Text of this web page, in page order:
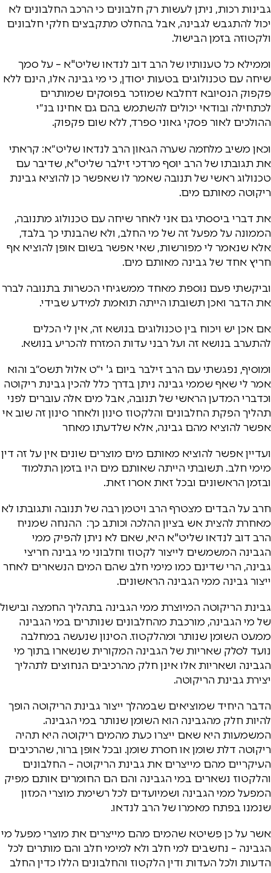
גבינות רכות, ניתן לעשות רק חלבונים כי הרכב החלבונים לא
יכול להתגבש לגבינה, אבל בהחלט מתקבצים חלקי חלבונים
ולקטוזה בזמן הבישול.
וממילא כל טענותיו של הרב דוב לנדאו שליט"א – על סמך
שיחה עם טכנולוגים בטעות יסודן, כי מי גבינה אלו, הינם ללא
פקפוק הנסיובא דחלבא שמוזכר בפוסקים שמותרים
לכתחילה ובודאי יכולים להשתמש בהם גם אחינו בנ״י
ההולכים לאור פסקי גאוני ספרד, ללא שום פקפוק.
וכאן משיב מלחמה שערה הגאון הרב לנדאו שליט״א: קראתי
את תגובתו של הרב יוסף מרדכי זילבר שליט"א, שדיבר עם
טכנולוג ראשי של תנובה שאמר לו שאפשר כן להוציא גבינת
ריקוטה מאותם מים.
את דברי ביססתי גם אני לאחר שיחה עם טכנולוג מתנובה,
הממונה על מפעל זה של מי החלב, ולא שהבנתי כך בלבד,
אלא שנאמר לי מפורשות, שאי אפשר בשום אופן להוציא אף
חריץ אחד של גבינה מאותם מים.
וביקשתי פעם נוספת מאחד ממשגיחי הכשרות בתנובה לברר
את הדבר ואכן תשובתו הייתה תואמת למידע שבידי.
אם אכן יש ויכוח בין טכנולוגים בנושא זה, אין לי הכלים
להתערב בנושא זה ועל רבני עדות המזרח להכריע בנושא.
ומוסיף, נפגשתי עם הרב זילבר ביום ג' י״ט אלול תשס״ב והוא
אמר לי שאף שממי גבינה ניתן בדרך כלל להכין גבינת ריקוטה
וכדברי המדען הראשי של תנובה, אבל מים אלה עוברים לפני
תהליך הפקת החלבונים והלקטוז סינון ולאחר סינון זה שוב אי
אפשר להוציא מהם גבינה, אלא שלדעתו מאחר
ועדיין אפשר להוציא מאותם מים מוצרים שונים אין על זה דין
מימי חלב. תשובתי הייתה שאותם מים היו בזמן התלמוד
ובזמן הראשונים ובכל זאת אסרו זאת.
חרב על הבדים מצטרף הרב ויטמן רבה של תנובה ותגובתו לא
מאחרת להצית אש בציון ההלכה וכותב כך: ההנחה שמניח
הרב דוב לנדאו שליט"א היא, שאם לא ניתן להפיק ממי
הגבינה המשמשים לייצור לקטוז וחלבוני מי גבינה חריצי
גבינה, הרי שדינם כמו מימי חלב שהם המים הנשארים לאחר
ייצור גבינה ממי הגבינה הראשונים.
גבינת הריקוטה המיוצרת ממי הגבינה בתהליך החמצה ובישול
של מי הגבינה, מורכבת מהחלבונים שנותרים במי הגבינה
ממעט השומן שנותר ומהלקטוז. הסינון שנעשה במחלבה
נועד לסלק שאריות של הגבינה המקורית שנשארו בתוך מי
הגבינה ושאריות אלו אינן חלק מהרכיבים הנחוצים לתהליך
יצירת גבינת הריקוטה.
הדבר היחיד שמוציאים שבמהלך ייצור גבינת הריקוטה הופך
להיות חלק מהגבינה הוא השומן שנותר במי הגבינה.
המשמעות היא שאם ייצרו כעת מהמים ריקוטה היא תהיה
ריקוטה דלת שומן או חסרת שומן. ובכל אופן ברור, שהרכיבים
העיקריים מהם מייצרים את גבינת הריקוטה – החלבונים
והלקטוז נשארים במי הגבינה והם הם החומרים אותם מפיק
המפעל ממי הגבינה ושמיועדים לכל רשימת מוצרי המזון
שנמנו בפתח מאמרו של הרב לנדאו.
אשר על כן פשיטא שהמים מהם מייצרים את מוצרי מפעל מי
הגבינה – נחשבים למי חלב ולא למימי חלב והם מותרים לכל
הדעות ולכל העדות ודין הלקטוז והחלבונים הללו כדין החלב